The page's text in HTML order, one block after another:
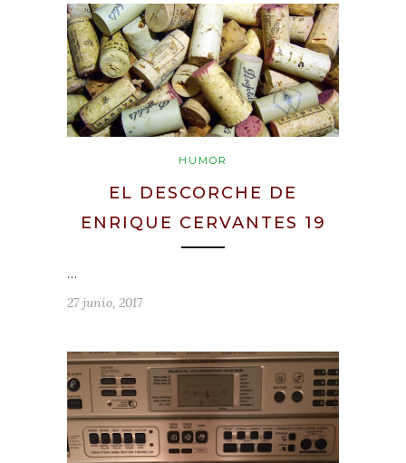
HUMOR
EL DESCORCHE DE
ENRIQUE CERVANTES 19
…
27 junio, 2017